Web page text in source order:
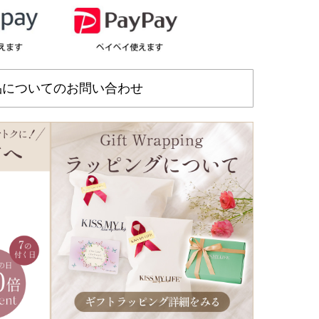
ついてのお問い合わせ